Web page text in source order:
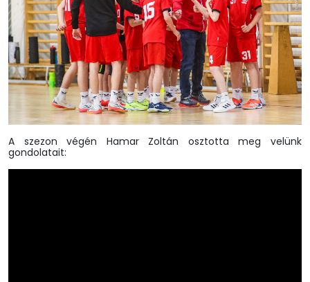
A szezon végén Hamar Zoltán osztotta meg velünk
gondolatait: